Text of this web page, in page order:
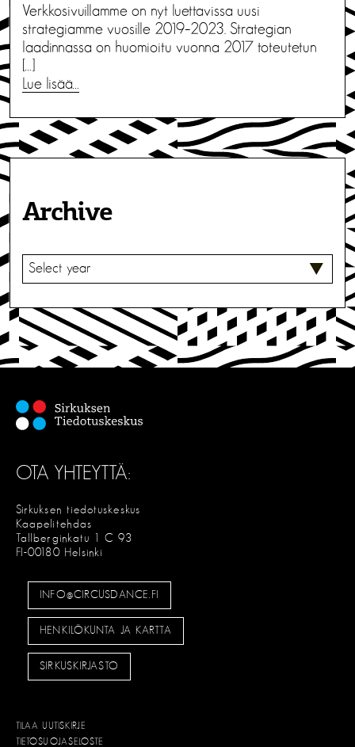
Verkkosivuillamme on nyt luettavissa uusi
strategiamme vuosille 2019–2023. Strategian
laadinnassa on huomioitu vuonna 2017 toteutetun
Lue lisää…
Archive
V
I
T
S
OTA YHTEYTTÄ:
Sirkuksen tiedotuskeskus
Kaapelitehdas
Tallberginkatu 1 C 93
FI-00180 Helsinki
INFO@CIRCUSDANCE.FI
HENKILÖKUNTA JA KARTTA
SIRKUSKIRJASTO
TILAA UUTISKIRJE
TIETOSUOJASELOSTE